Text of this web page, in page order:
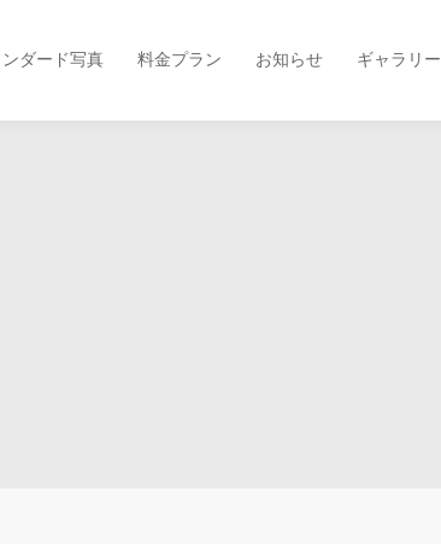
ダード写真 料金プラン お知らせ ギャラリー